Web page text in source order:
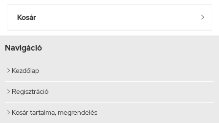
Kosár 
Navigáció
 Kezdőlap
 Regisztráció
 Kosár tartalma, megrendelés